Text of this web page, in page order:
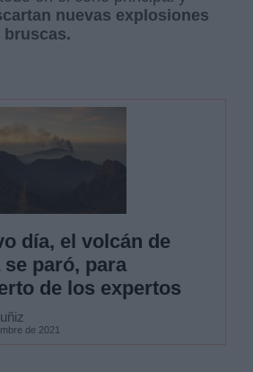
nuevas explosiones
bruscas.
día, el volcán de
se paró, para
de los expertos
de 2021